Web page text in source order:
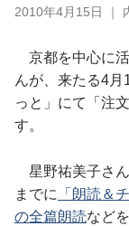
2010年4月15日 ｜
京都を中心に活
んが、来たる4
っと」にて「注
す。
星野祐美子さ
までに
「朗読＆
の全篇朗読など